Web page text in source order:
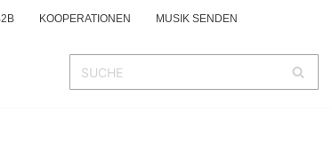
KOOPERATIONEN MUSIK SENDEN